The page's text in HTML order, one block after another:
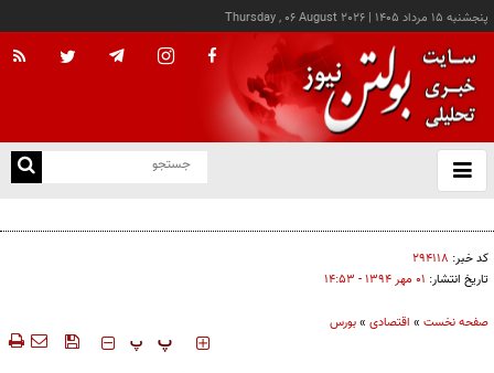
پنجشنبه ۱۵ مرداد ۱۴۰۵ |
Thursday , 06 August 2026
باز
و
کد خبر: ۲۹۴۱۱۸
تاریخ انتشار: ۰۱ مهر ۱۳۹۴ - ۱۴:۵۳
صفحه نخست » اقتصادی »بورس
‍‍‍ پ پ